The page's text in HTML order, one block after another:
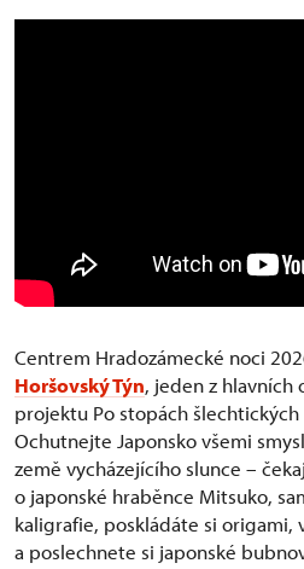
Centrem Hradozámecké noci
Horšovský Týn, jeden z
projektu Po stopách šlechtických
Ochutnejte Japonsko všemi
země vycházejícího slunce –
o japonské hraběnce Mitsuko,
kaligrafie, poskládáte si origami,
a poslechnete si japonské